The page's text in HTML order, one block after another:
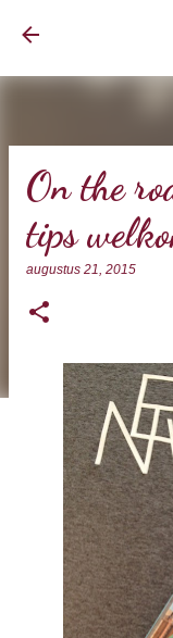
On the
tips
augustus 21, 2015